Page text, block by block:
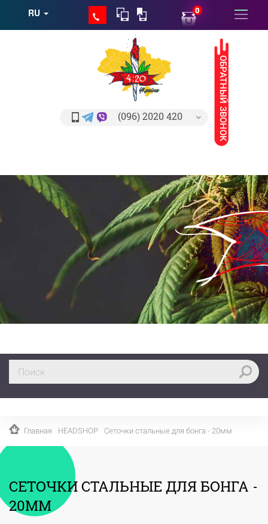
RU 0
ОБРАТНЫЙ ЗВОНОК
(096) 2020 420
Главная HEADSHOP Сеточки стальные для бонга - 20мм
СЕТОЧКИ СТАЛЬНЫЕ ДЛЯ БОНГА -
20ММ